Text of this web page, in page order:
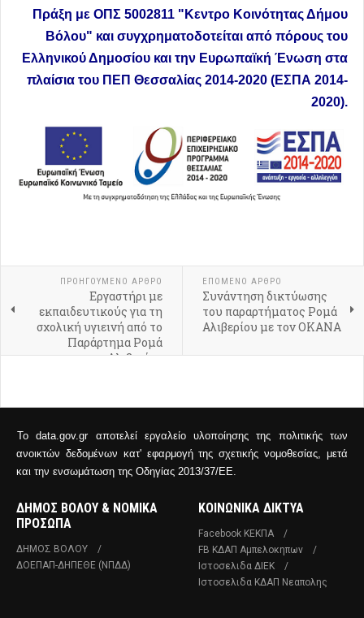
Πράξη με ΟΠΣ 5002811 "Κεντρο Κοινότητας Δήμου
Βόλου" και συγχρηματοδοτείται από πόρους του
Ελληνικού Δημοσίου και την Ευρωπαϊκή Ένωση στα
πλαίσια του ΠΕΠ Θεσσαλίας 2014-2020 (ΕΣΠΑ 2014-
2020).
ΠΡΟΗΓΟΎΜΕΝΟ ΆΡΘΡΟ
Εργαστήρι με
εκπαιδευτικούς για τη
σχολική υγιεινή από το
Παράρτημα Ρομά
Αλιβερίου
ΕΠΌΜΕΝΟ ΆΡΘΡΟ
Συνάντηση δικτύωσης
του παραρτήματος Ρομά
Αλιβερίου με τον ΟΚΑΝΑ
Το data.gov.gr αποτελεί εργαλείο υλοποίησης της πολιτικής των
ανοικτών δεδομένων κατ' εφαρμογή της σχετικής νομοθεσίας, μετά
και την ενσωμάτωση της Οδηγίας 2013/37/ΕΕ.
ΔΗΜΟΣ ΒΟΛΟΥ & ΝΟΜΙΚΑ
ΠΡΟΣΩΠΑ
ΔΗΜΟΣ ΒΟΛΟΥ
ΔΟΕΠΑΠ-ΔΗΠΕΘΕ (ΝΠΔΔ)
ΚΟΙΝΩΝΙΚΑ ΔΙΚΤΥΑ
Facebook ΚΕΚΠΑ
FB ΚΔΑΠ Αμπελοκηπων
Ιστοσελιδα ΔΙΕΚ
Ιστοσελιδα ΚΔΑΠ Νεαπολης